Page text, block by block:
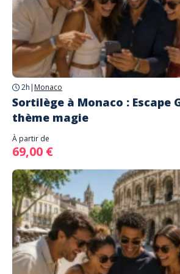
2h | Monaco
Sortilège à Monaco : Escape
thème magie
À partir de
69,00 €